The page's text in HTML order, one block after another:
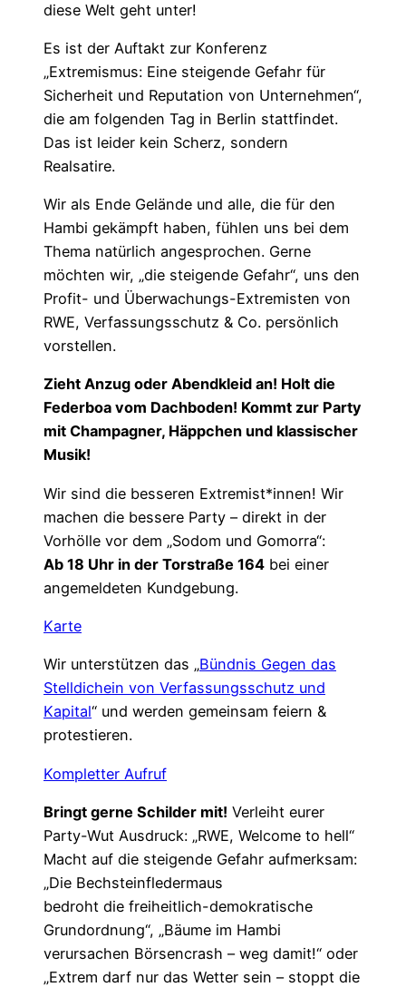
diese Welt geht unter!
Es ist der Auftakt zur Konferenz
„Extremismus: Eine steigende Gefahr für
Sicherheit und Reputation von Unternehmen“,
die am folgenden Tag in Berlin stattfindet.
Das ist leider kein Scherz, sondern
Realsatire.
Wir als Ende Gelände und alle, die für den
Hambi gekämpft haben, fühlen uns bei dem
Thema natürlich angesprochen. Gerne
möchten wir, „die steigende Gefahr“, uns den
Profit- und Überwachungs-Extremisten von
RWE, Verfassungsschutz & Co. persönlich
vorstellen.
Zieht Anzug oder Abendkleid an! Holt die
Federboa vom Dachboden! Kommt zur Party
mit Champagner, Häppchen und klassischer
Musik!
Wir sind die besseren Extremist*innen! Wir
machen die bessere Party – direkt in der
Vorhölle vor dem „Sodom und Gomorra“:
Ab 18 Uhr in der Torstraße 164 bei einer
angemeldeten Kundgebung.
Karte
Wir unterstützen das „Bündnis Gegen das
Stelldichein von Verfassungsschutz und
Kapital“ und werden gemeinsam feiern &
protestieren.
Kompletter Aufruf
Bringt gerne Schilder mit! Verleiht eurer
Party-Wut Ausdruck: „RWE, Welcome to hell“
Macht auf die steigende Gefahr aufmerksam:
„Die Bechsteinfledermaus
bedroht die freiheitlich-demokratische
Grundordnung“, „Bäume im Hambi
verursachen Börsencrash – weg damit!“ oder
„Extrem darf nur das Wetter sein – stoppt die